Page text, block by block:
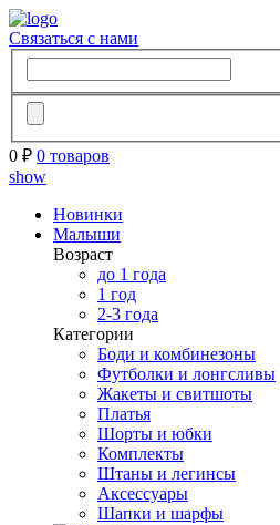
Связаться с нами
0 ₽ 0 товаров
show
Новинки
Малыши
Возраст
до 1 года
1 год
2-3 года
Категории
Боди и комбинезоны
Футболки и лонгсливы
Жакеты и свитшоты
Платья
Шорты и юбки
Комплекты
Штаны и легинсы
Аксессуары
Шапки и шарфы